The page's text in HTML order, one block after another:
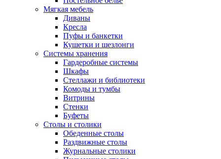
Мягкая мебель
Диваны
Кресла
Пуфы и банкетки
Кушетки и шезлонги
Системы хранения
Гардеробные системы
Шкафы
Стеллажи и библиотеки
Комоды и тумбы
Витрины
Стенки
Буфеты
Столы и столики
Обеденные столы
Раздвижные столы
Журнальные столики